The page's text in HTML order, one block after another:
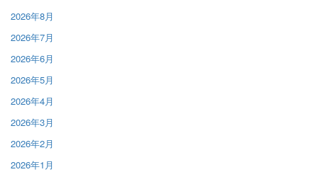
2026年8月
2026年7月
2026年6月
2026年5月
2026年4月
2026年3月
2026年2月
2026年1月